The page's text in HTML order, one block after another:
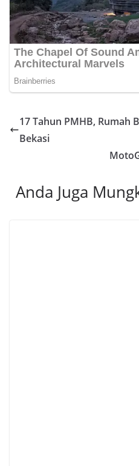
17 Tahun PMHB, Rumah
Bekasi
Anda Juga